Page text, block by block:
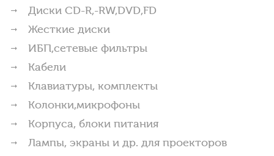
Диски CD-R,-RW,DVD,FD
Жесткие диски
ИБП,сетевые фильтры
Кабели
Клавиатуры, комплекты
Колонки,микрофоны
Корпуса, блоки питания
Лампы, экраны и др. для проекторов